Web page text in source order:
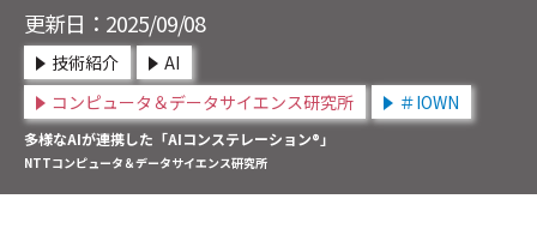
NTT先端集積デバイス研究所
NTTコミュニケーション科学基礎研究所
NTT物性科学基礎研究所
総合研究所・研究所の一覧
特定分野の研究センタ一覧
情報ネットワーク総合研究所
先端技術総合研究所
その他
更新日：2025/09/08
技術紹介
AI
コンピュータ＆データサイエンス研究所
＃IOWN
多様なAIが連携した「AIコンステレーション®」
NTTコンピュータ＆データサイエンス研究所